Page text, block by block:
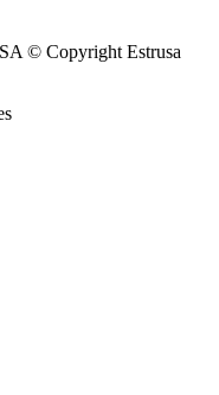
© Copyright Estrusa